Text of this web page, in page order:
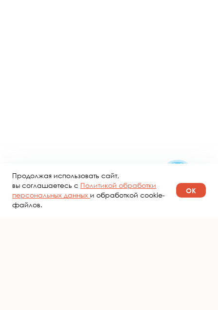
Продолжая использовать сайт,
вы соглашаетесь с Политикой обработки
персональных данных и обработкой cookie-
файлов.
ОК